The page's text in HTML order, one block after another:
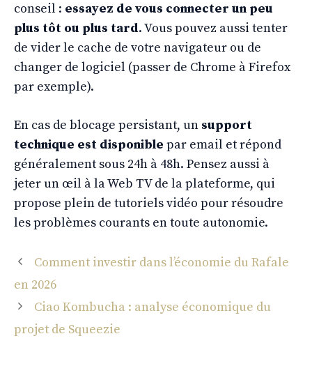
conseil : essayez de vous connecter un peu
plus tôt ou plus tard. Vous pouvez aussi tenter
de vider le cache de votre navigateur ou de
changer de logiciel (passer de Chrome à Firefox
par exemple).
En cas de blocage persistant, un support
technique est disponible par email et répond
généralement sous 24h à 48h. Pensez aussi à
jeter un œil à la Web TV de la plateforme, qui
propose plein de tutoriels vidéo pour résoudre
les problèmes courants en toute autonomie.
Comment investir dans l’économie du Rafale
en 2026
Ciao Kombucha : analyse économique du
projet de Squeezie